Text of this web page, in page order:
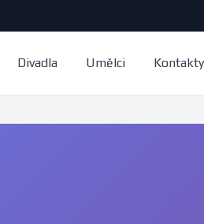
Divadla Umělci Kontakty